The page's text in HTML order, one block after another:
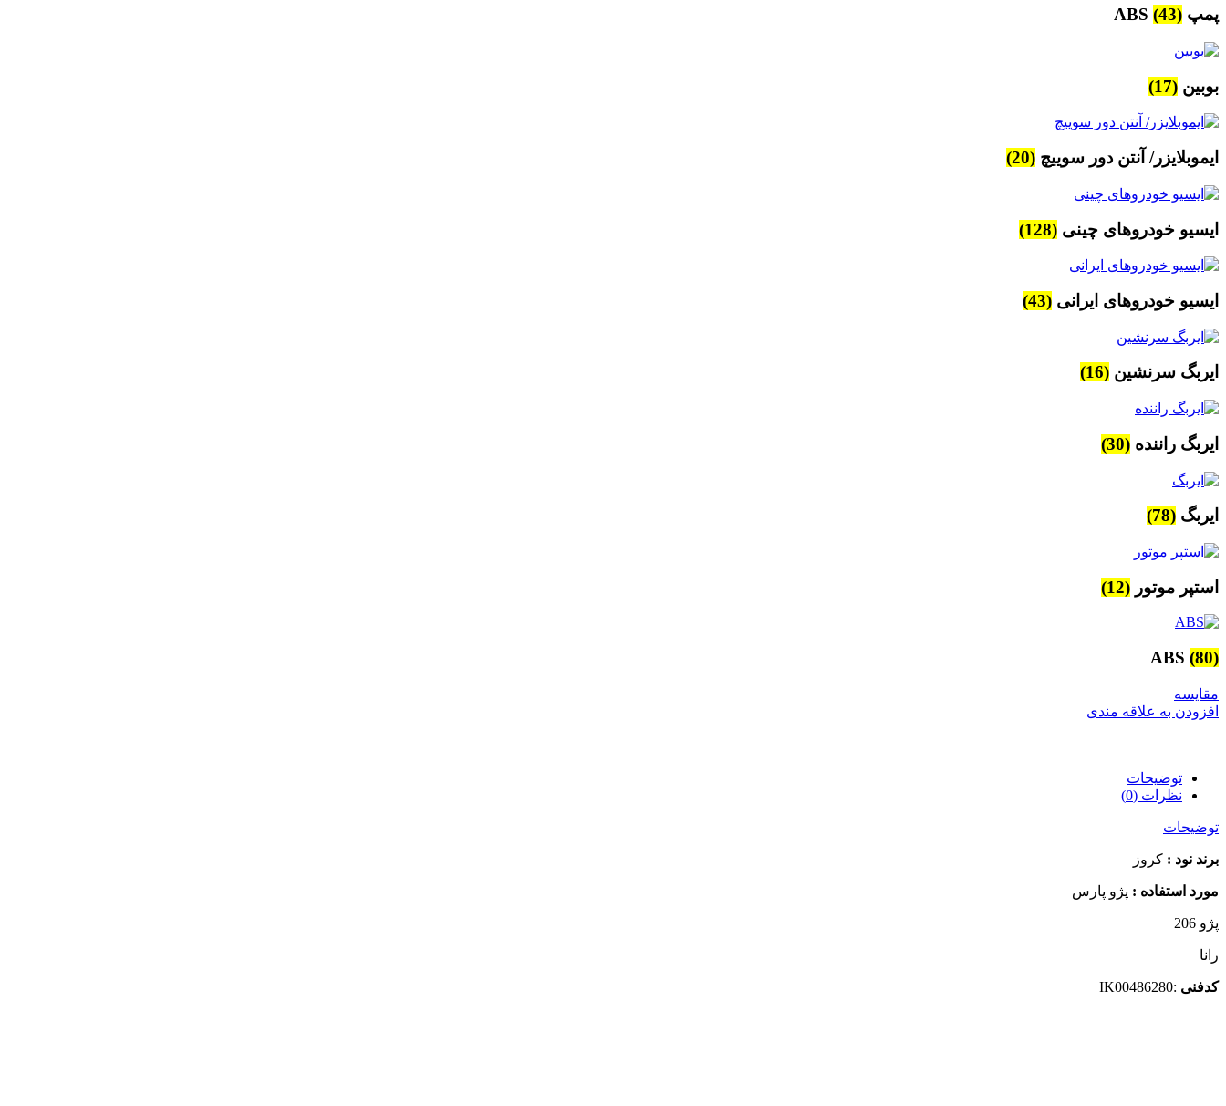
پمپ ABS (43)
بوبین (17)
ایموبلایزر/ آنتن دور سوییچ (20)
ایسیو خودروهای چینی (128)
ایسیو خودروهای ایرانی (43)
ایربگ سرنشین (16)
ایربگ راننده (30)
ایربگ (78)
استپر موتور (12)
ABS (80)
مقایسه
افزودن به علاقه مندی
توضیحات
نظرات (0)
توضیحات
برند نود : کروز
مورد استفاده : پژو پارس
پژو 206
رانا
کدفنی :IK00486280